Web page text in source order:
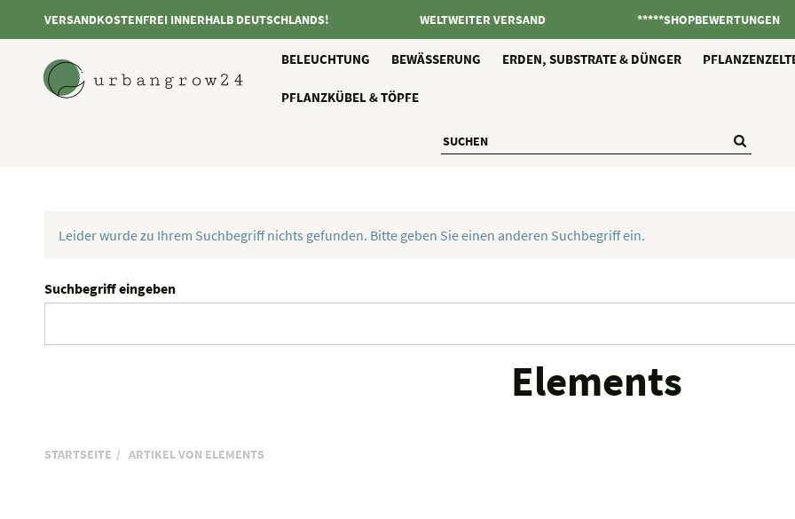
VERSANDKOSTENFREI INNERHALB DEUTSCHLANDS! WELTWEITER VERSAND *****SHOPBEWERTUNGEN
BELEUCHTUNG BEWÄSSERUNG ERDEN, SUBSTRATE & DÜNGER
PFLANZKÜBEL & TÖPFE
Leider wurde zu Ihrem Suchbegriff nichts gefunden. Bitte geben Sie einen anderen Suchbegriff ein.
Suchbegriff eingeben
Elements
STARTSEITE ARTIKEL VON ELEMENTS